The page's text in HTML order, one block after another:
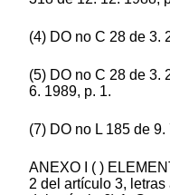
(4) DO no C 28 de 3.
(5) DO no C 28 de 3.
6. 1989, p. 1.
(7) DO no L 185 de 9.
ANEXO I ( )
2 del artículo 3,